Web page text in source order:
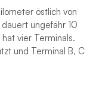
östlich von
ungefähr 10
vier Terminals.
und Terminal B, C